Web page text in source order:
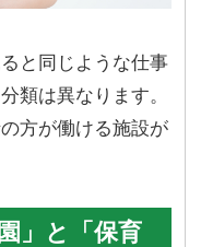
と同じような仕事
類は異なります。
方が働ける施設が
」と「保育